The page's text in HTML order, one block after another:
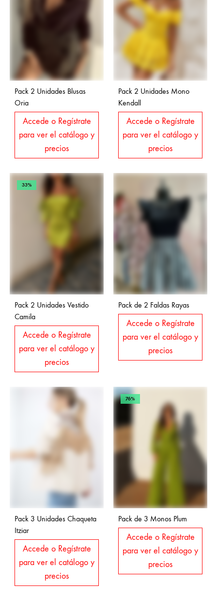
Pack 2 Unidades Blusas
Oria
Accede o Regístrate
para ver el catálogo y
precios
Pack 2 Unidades Mono
Kendall
Accede o Regístrate
para ver el catálogo y
precios
33%
Pack 2 Unidades Vestido
Camila
Accede o Regístrate
para ver el catálogo y
precios
Pack de 2 Faldas Rayas
Accede o Regístrate
para ver el catálogo y
precios
Pack 3 Unidades Chaqueta
Itziar
Accede o Regístrate
para ver el catálogo y
precios
76%
Pack de 3 Monos Plum
Accede o Regístrate
para ver el catálogo y
precios